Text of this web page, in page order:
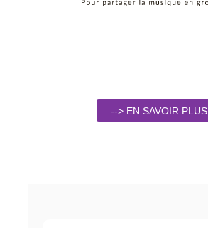
--> EN SAVOIR PLUS